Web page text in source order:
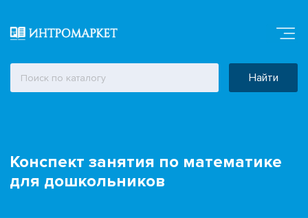
Найти
Конспект занятия по математике
для дошкольников